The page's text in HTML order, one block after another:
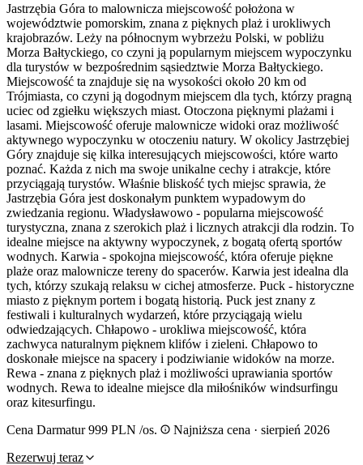
Jastrzębia Góra to malownicza miejscowość położona w
województwie pomorskim, znana z pięknych plaż i urokliwych
krajobrazów. Leży na północnym wybrzeżu Polski, w pobliżu
Morza Bałtyckiego, co czyni ją popularnym miejscem wypoczynku
dla turystów w bezpośrednim sąsiedztwie Morza Bałtyckiego.
Miejscowość ta znajduje się na wysokości około 20 km od
Trójmiasta, co czyni ją dogodnym miejscem dla tych, którzy pragną
uciec od zgiełku większych miast. Otoczona pięknymi plażami i
lasami. Miejscowość oferuje malownicze widoki oraz możliwość
aktywnego wypoczynku w otoczeniu natury. W okolicy Jastrzębiej
Góry znajduje się kilka interesujących miejscowości, które warto
poznać. Każda z nich ma swoje unikalne cechy i atrakcje, które
przyciągają turystów. Właśnie bliskość tych miejsc sprawia, że
Jastrzębia Góra jest doskonałym punktem wypadowym do
zwiedzania regionu. Władysławowo - popularna miejscowość
turystyczna, znana z szerokich plaż i licznych atrakcji dla rodzin. To
idealne miejsce na aktywny wypoczynek, z bogatą ofertą sportów
wodnych. Karwia - spokojna miejscowość, która oferuje piękne
plaże oraz malownicze tereny do spacerów. Karwia jest idealna dla
tych, którzy szukają relaksu w cichej atmosferze. Puck - historyczne
miasto z pięknym portem i bogatą historią. Puck jest znany z
festiwali i kulturalnych wydarzeń, które przyciągają wielu
odwiedzających. Chłapowo - urokliwa miejscowość, która
zachwyca naturalnym pięknem klifów i zieleni. Chłapowo to
doskonałe miejsce na spacery i podziwianie widoków na morze.
Rewa - znana z pięknych plaż i możliwości uprawiania sportów
wodnych. Rewa to idealne miejsce dla miłośników windsurfingu
oraz kitesurfingu.
Cena Darmatur 999 PLN /os.
Najniższa cena · sierpień 2026
Rezerwuj teraz